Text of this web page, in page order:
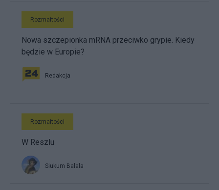
Rozmaitości
Nowa szczepionka mRNA przeciwko grypie. Kiedy
będzie w Europie?
Redakcja
Rozmaitości
W Reszlu
Siukum Balala